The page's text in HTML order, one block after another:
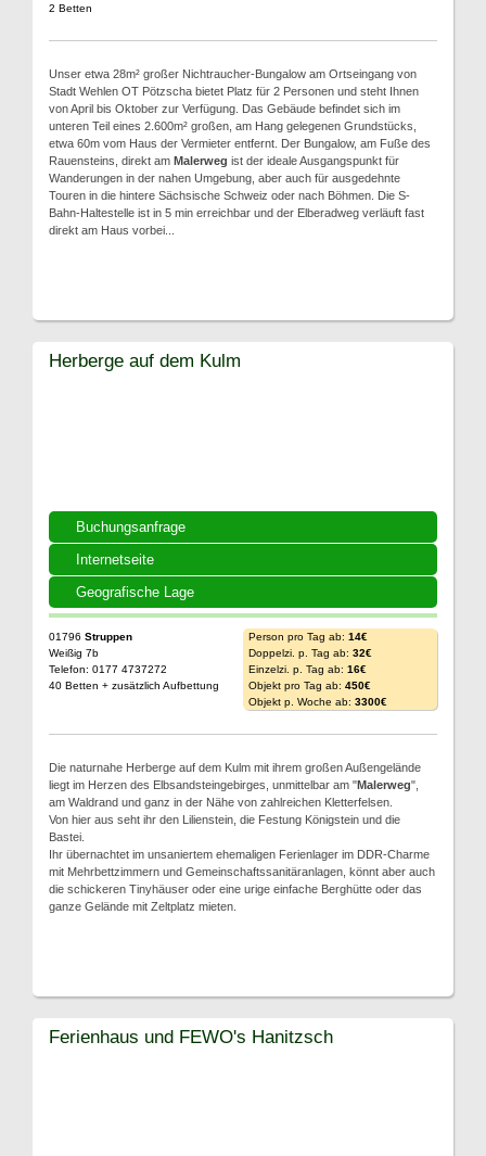
2 Betten
Unser etwa 28m² großer Nichtraucher-Bungalow am Ortseingang von
Stadt Wehlen OT Pötzscha bietet Platz für 2 Personen und steht Ihnen
von April bis Oktober zur Verfügung. Das Gebäude befindet sich im
unteren Teil eines 2.600m² großen, am Hang gelegenen Grundstücks,
etwa 60m vom Haus der Vermieter entfernt. Der Bungalow, am Fuße des
Rauensteins, direkt am Malerweg ist der ideale Ausgangspunkt für
Wanderungen in der nahen Umgebung, aber auch für ausgedehnte
Touren in die hintere Sächsische Schweiz oder nach Böhmen. Die S-
Bahn-Haltestelle ist in 5 min erreichbar und der Elberadweg verläuft fast
direkt am Haus vorbei...
Buchungsanfrage
Internetseite
Geografische Lage
Herberge auf dem Kulm
01796 Struppen
Weißig 7b
Telefon: 0177 4737272
40 Betten + zusätzlich Aufbettung
Person pro Tag ab: 14€
Doppelzi. p. Tag ab: 32€
Einzelzi. p. Tag ab: 16€
Objekt pro Tag ab: 450€
Objekt p. Woche ab: 3300€
Die naturnahe Herberge auf dem Kulm mit ihrem großen Außengelände
liegt im Herzen des Elbsandsteingebirges, unmittelbar am "Malerweg",
am Waldrand und ganz in der Nähe von zahlreichen Kletterfelsen.
Von hier aus seht ihr den Lilienstein, die Festung Königstein und die
Bastei.
Ihr übernachtet im unsaniertem ehemaligen Ferienlager im DDR-Charme
mit Mehrbettzimmern und Gemeinschaftssanitäranlagen, könnt aber auch
die schickeren Tinyhäuser oder eine urige einfache Berghütte oder das
ganze Gelände mit Zeltplatz mieten.
Ferienhaus und FEWO's Hanitzsch